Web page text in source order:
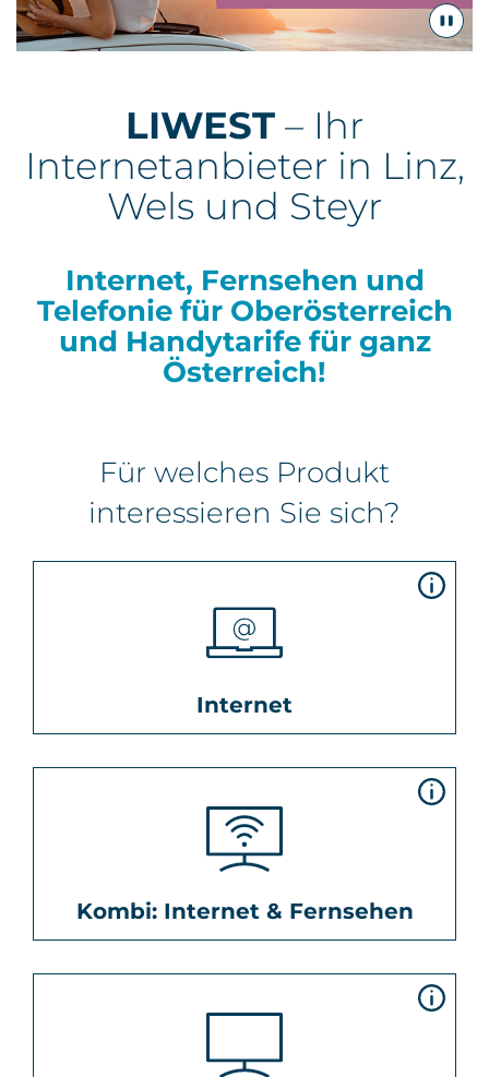
Kontakt
LIWEST – Ihr
Internetanbieter in Linz,
Wels und Steyr
Internet, Fernsehen und
Telefonie für Oberösterreich
und Handytarife für ganz
Österreich!
Für welches Produkt
interessieren Sie sich?
Internet
Kombi: Internet & Fernsehen